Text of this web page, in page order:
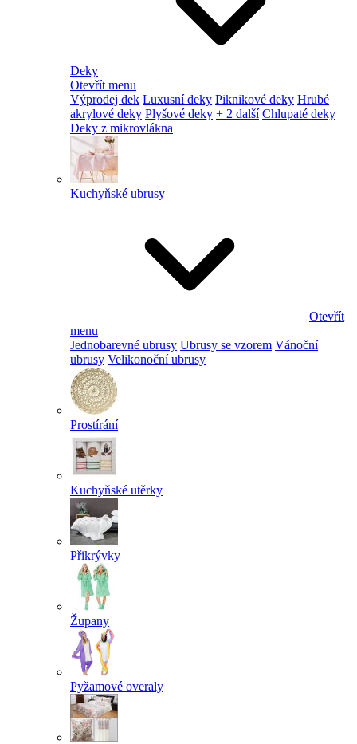
Deky
Otevřít menu
Výprodej dek Luxusní deky Piknikové deky Hrubé
akrylové deky Plyšové deky + 2 další Chlupaté deky
Deky z mikrovlákna
Kuchyňské ubrusy
Otevřít
menu
Jednobarevné ubrusy Ubrusy se vzorem Vánoční
ubrusy Velikonoční ubrusy
Prostírání
Kuchyňské utěrky
Přikrývky
Župany
Pyžamové overaly